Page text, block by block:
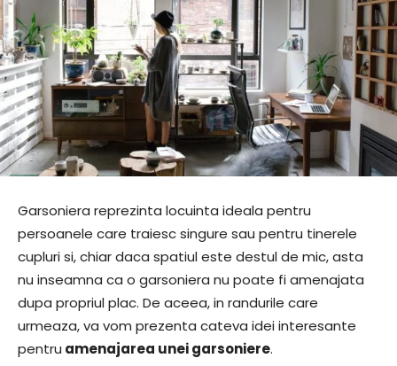
Garsoniera reprezinta locuinta ideala pentru
persoanele care traiesc singure sau pentru tinerele
cupluri si, chiar daca spatiul este destul de mic, asta
nu inseamna ca o garsoniera nu poate fi amenajata
dupa propriul plac. De aceea, in randurile care
urmeaza, va vom prezenta cateva idei interesante
pentru amenajarea unei garsoniere.